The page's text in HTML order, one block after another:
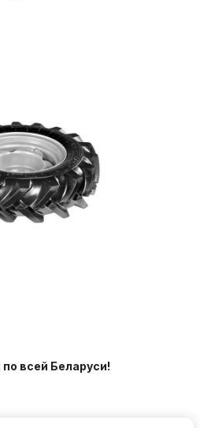
всей Беларуси!